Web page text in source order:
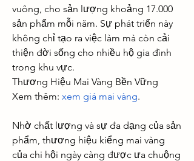
vuông, cho sản lượng khoảng 17.000
sản phẩm mỗi năm. Sự phát triển này
không chỉ tạo ra việc làm mà còn cải
thiện đời sống cho nhiều hộ gia đình
trong khu vực.
Thương Hiệu Mai Vàng Bền Vững
Xem thêm: xem giá mai vàng.
Nhờ chất lượng và sự đa dạng của sản
phẩm, thương hiệu kiểng mai vàng
của chi hội ngày càng được ưa chuộng